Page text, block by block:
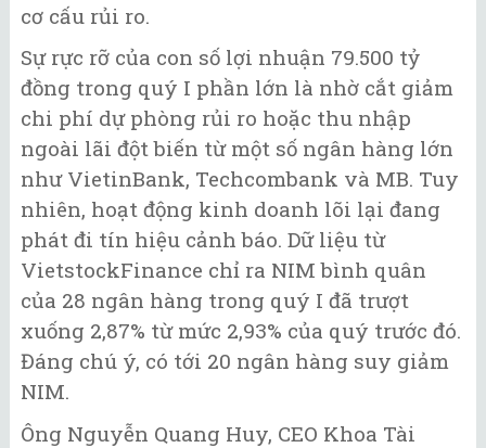
cơ cấu rủi ro.
Sự rực rỡ của con số lợi nhuận 79.500 tỷ
đồng trong quý I phần lớn là nhờ cắt giảm
chi phí dự phòng rủi ro hoặc thu nhập
ngoài lãi đột biến từ một số ngân hàng lớn
như VietinBank, Techcombank và MB. Tuy
nhiên, hoạt động kinh doanh lõi lại đang
phát đi tín hiệu cảnh báo. Dữ liệu từ
VietstockFinance chỉ ra NIM bình quân
của 28 ngân hàng trong quý I đã trượt
xuống 2,87% từ mức 2,93% của quý trước đó.
Đáng chú ý, có tới 20 ngân hàng suy giảm
NIM.
Ông Nguyễn Quang Huy, CEO Khoa Tài